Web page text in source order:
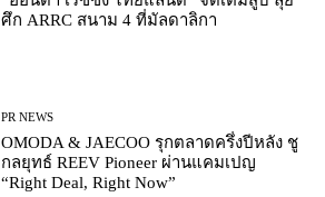
ศึก ARRC สนาม 4 ที่มัลดาลิกา
PR NEWS
OMODA & JAECOO รุกตลาดครึ่งปีหลัง ชู
กลยุทธ์ REEV Pioneer ผ่านแคมเปญ
“Right Deal, Right Now”